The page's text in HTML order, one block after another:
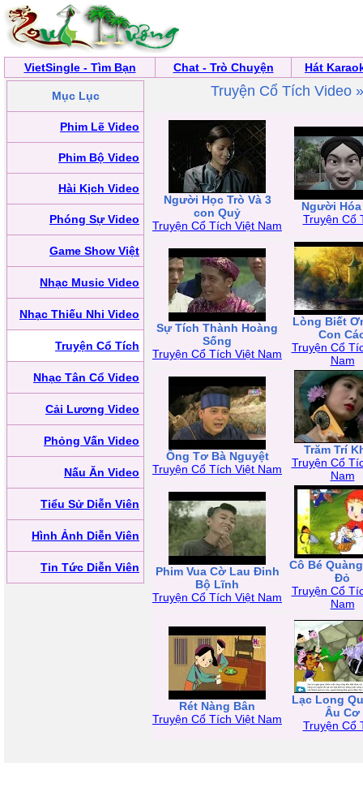
VietSingle - Tìm Bạn Chat - Trò Chuyện Hát
Mục Lục
Phim Lẽ Video
Phim Bộ Video
Hài Kịch Video
Phóng Sự Video
Game Show Việt
Nhạc Music Video
Nhạc Thiếu Nhi Video
Truyện Cổ Tích
Nhạc Tân Cổ Video
Cải Lương Video
Phỏng Vấn Video
Nấu Ăn Video
Tiểu Sử Diễn Viên
Hình Ảnh Diễn Viên
Tin Tức Diễn Viên
Truyện Cổ Tích Video
Người Học Trò Và 3
con Quỷ
Truyện Cổ Tích Việt Nam
Người
Truyện Cổ
Sự Tích Thành Hoàng
Sống
Truyện Cổ Tích Việt Nam
Lòng Biết
Con
Truyện Cổ
Nam
Ông Tơ Bà Nguyệt
Truyện Cổ Tích Việt Nam
Trăm Trí
Truyện Cổ
Nam
Phim Vua Cờ Lau Đinh
Bộ Lĩnh
Truyện Cổ Tích Việt Nam
Cô Bé
Đỏ
Truyện Cổ
Nam
Rét Nàng Bân
Truyện Cổ Tích Việt Nam
Lạc Long
Âu Cơ
Truyện Cổ